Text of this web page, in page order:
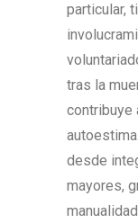
particular,
tras la
contribuye
desde
mayores,